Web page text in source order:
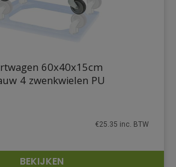
60x40x15cm
4 zwenkwielen PU
€25.35 inc. BTW
BEKIJKEN